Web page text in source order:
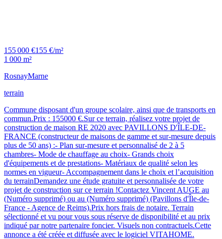
155 000 €155 €/m²
1 000 m²
RosnayMarne
terrain
Commune disposant d'un groupe scolaire, ainsi que de transports en
commun.Prix : 155000 €.Sur ce terrain, réalisez votre projet de
construction de maison RE 2020 avec PAVILLONS D'ÎLE-DE-
FRANCE (constructeur de maisons de gamme et sur-mesure depuis
plus de 50 ans) :- Plan sur-mesure et personnalisé de 2 à 5
chambres- Mode de chauffage au choix- Grands choix
d'équipements et de prestations- Matériaux de qualité selon les
normes en vigueur- Accompagnement dans le choix et l’acquisition
du terrainDemandez une étude gratuite et personnalisée de votre
projet de construction sur ce terrain !Contactez Vincent AUGE au
(Numéro supprimé) ou au (Numéro supprimé) (Pavillons d'Île-de-
France - Agence de Reims).Prix hors frais de notaire. Terrain
sélectionné et vu pour vous sous réserve de disponibilité et au prix
indiqué par notre partenaire foncier. Visuels non contractuels.Cette
annonce a été créée et diffusée avec le logiciel VITAHOME.